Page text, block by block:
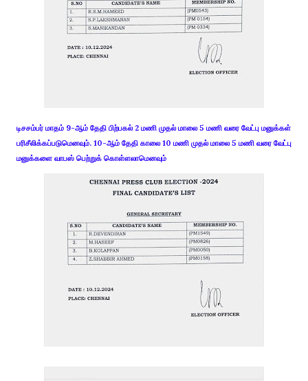
டிசசம்பர் மாதம் 9-ஆம் தேதி பிற்பகல் 2 மணி முதல் மாலை 5 மணி வரை வேட்பு மனுக்கள்
பரிசீலிக்கப்படுமெனவும். 10-ஆம் தேதி காலை 10 மணி முதல் மாலை 5 மணி வரை வேட்பு
மனுக்களை வாபஸ் பெற்றுக் கொள்ளலாமெனவும்